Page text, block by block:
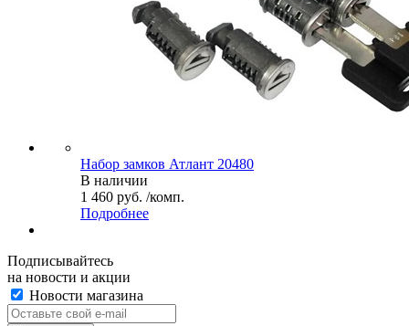
Набор замков Атлант 20480
В наличии
1 460 руб. /комп.
Подробнее
Подписывайтесь
на новости и акции
Новости магазина